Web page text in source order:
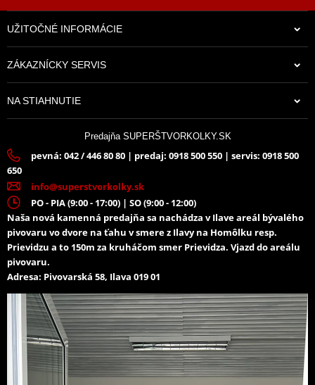
UŽITOČNÉ INFORMÁCIE
ZÁKAZNÍCKY SERVIS
NA STIAHNUTIE
Predajňa SUPERŠTVORKOLKY.SK
pevná: 042 / 446 80 80 | predaj: 0918 500 550 | servis: 0918 500
650
info@superstvorkolky.sk
PO - PIA (9:00 - 17:00) | SO (9:00 - 12:00)
Naša nová kamenná predajňa sa nachádza v Ilave areál bývalého
pivovaru vo dvore na ťahu v smere z Ilavy na Homôlku resp.
Prievidzu a to 150m za kruháčom smer Prievidza. Vjazd do areálu
pivovaru.
Adresa: Pivovarská 58, Ilava 019 01